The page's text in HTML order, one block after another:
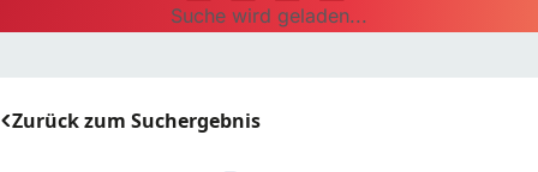
Suche wird geladen...
Zurück zum Suchergebnis